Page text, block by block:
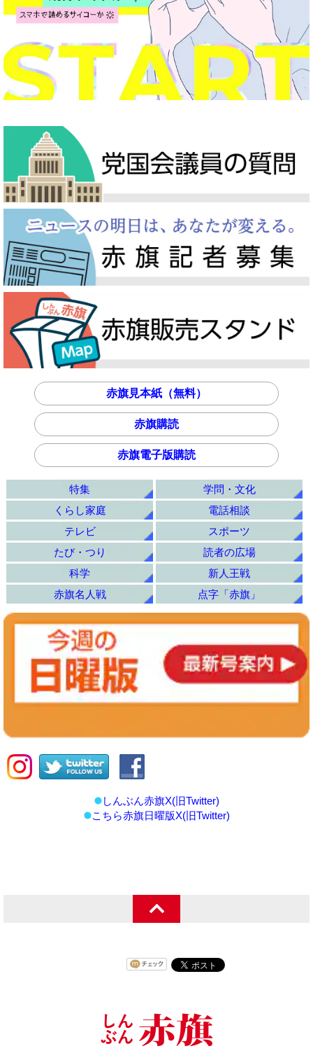
赤旗見本紙（無料）
赤旗購読
赤旗電子版購読
特集
学問・文化
くらし家庭
電話相談
テレビ
スポーツ
たび・つり
読者の広場
科学
新人王戦
赤旗名人戦
点字「赤旗」
しんぶん赤旗X(旧Twitter)
こちら赤旗日曜版X(旧Twitter)